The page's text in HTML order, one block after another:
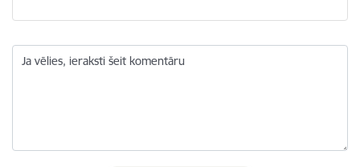
Ja vēlies, ieraksti šeit komentāru